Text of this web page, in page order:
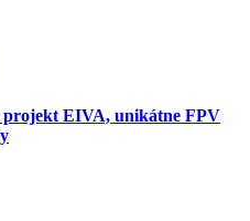
EIVA, unikátne FPV